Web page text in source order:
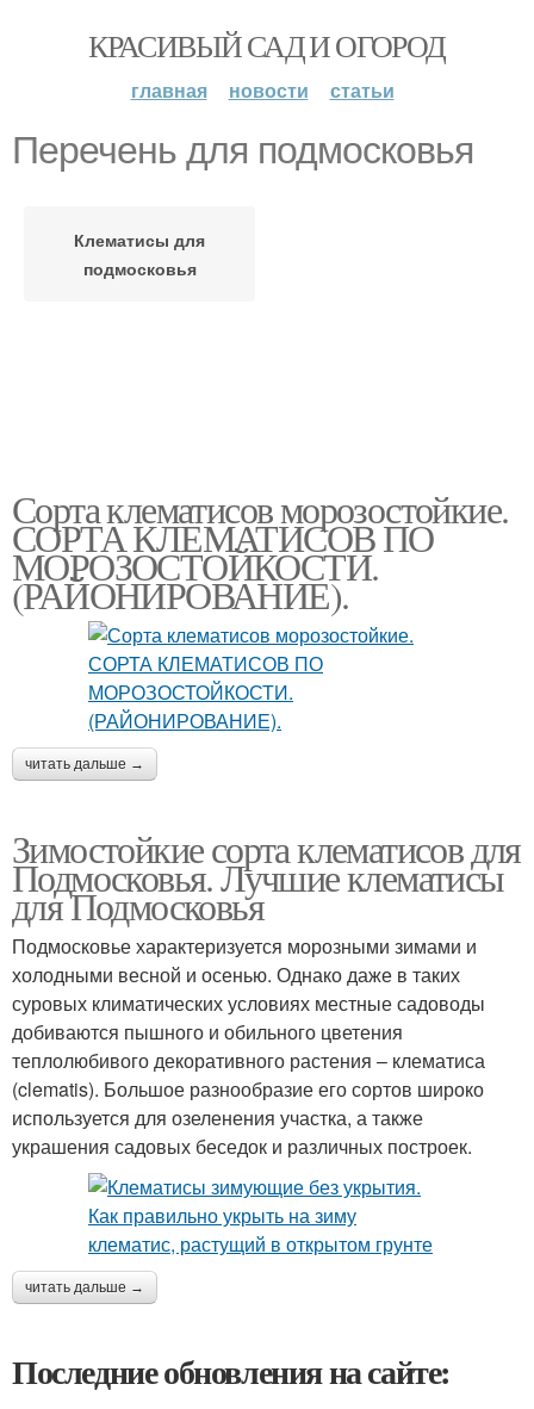
КРАСИВЫЙ САД И ОГОРОД
главная новости статьи
Перечень для подмосковья
Клематисы для
подмосковья
Сорта клематисов морозостойкие.
СОРТА КЛЕМАТИСОВ ПО
МОРОЗОСТОЙКОСТИ.
(РАЙОНИРОВАНИЕ).
читать дальше →
Зимостойкие сорта клематисов для
Подмосковья. Лучшие клематисы
для Подмосковья
Подмосковье характеризуется морозными зимами и
холодными весной и осенью. Однако даже в таких
суровых климатических условиях местные садоводы
добиваются пышного и обильного цветения
теплолюбивого декоративного растения – клематиса
(clematis). Большое разнообразие его сортов широко
используется для озеленения участка, а также
украшения садовых беседок и различных построек.
читать дальше →
Последние обновления на сайте: